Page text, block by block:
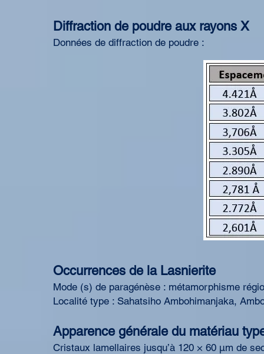
Diffraction de poudre aux rayons X
Données de diffraction de poudre :
Occurrences de la Lasnierite
Mode (s) de paragénèse : métamorphisme
Localité type : Sahatsiho Ambohimanjaka,
Apparence générale du matériau
Cristaux lamellaires jusqu’à 120 × 60 μm de